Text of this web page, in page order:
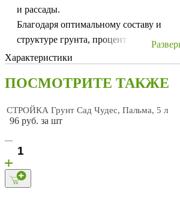
и рассады.
Благодаря оптимальному составу и
структуре грунта, процент всхожести
семян увеличивается, а рассада успешно
Обогащен комплексом минеральных
улучшению качества и урожайности
Изготавливается из натуральных
веществ, что делает его экологически
чистым продуктом.
Характеристики
ПОСМОТРИТЕ ТАКЖЕ
СТРОЙКА Грунт Сад Чудес, Пальма, 5 л
96 руб. за шт